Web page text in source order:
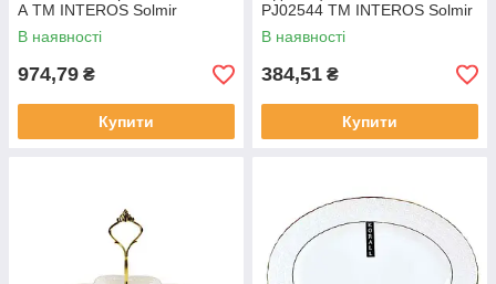
А ТМ INTEROS Solmir
В наявності
974,79 ₴
Купити
PJ02544 ТМ INTEROS Solmir
В наявності
384,51 ₴
Купити